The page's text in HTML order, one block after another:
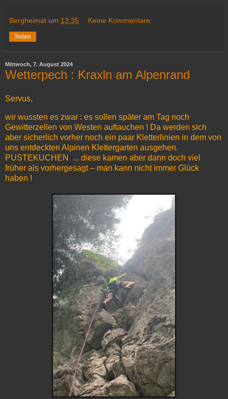
Bergheimat um 13:35 Keine Kommentare:
Teilen
Mittwoch, 7. August 2024
Wetterpech : Kraxln am Alpenrand
Servus,
wir wussten es zwar : es sollen später am Tag noch
Gewitterzellen von Westen auftauchen ! Da werden sich
aber sicherlich vorher noch ein paar Kletterlinien in dem von
uns entdeckten Alpinen Klettergarten ausgehen.
PUSTEKUCHEN ... diese kamen aber dann doch viel
früher als vorhergesagt – man kann nicht immer Glück
haben !